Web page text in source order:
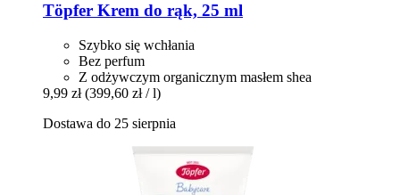
Töpfer Krem do rąk, 25 ml
Szybko się wchłania
Bez perfum
Z odżywczym organicznym masłem shea
9,99 zł (399,60 zł / l)
Dostawa do 25 sierpnia